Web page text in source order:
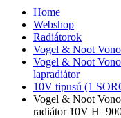
Home
Webshop
Radiátorok
Vogel & Noot
Vogel & Noot
lapradiátor
10V tipusú (1
Vogel & Noot
radiátor 10V